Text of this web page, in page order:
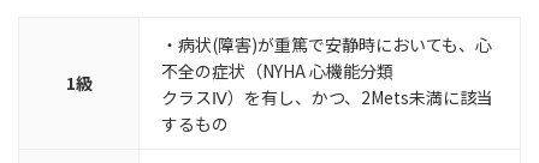
1級
・病状(障害)が重篤で安静時においても、心
不全の症状（NYHA 心機能分類
クラスⅣ）を有し、かつ、2Mets未満に該当
するもの